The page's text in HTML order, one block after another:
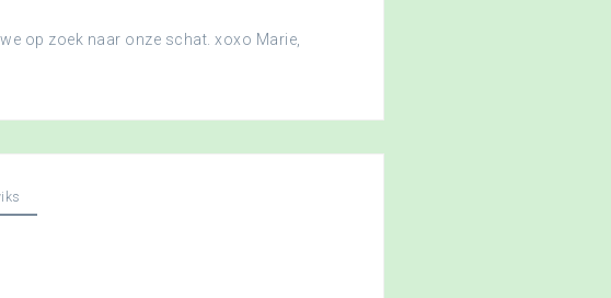
op zoek naar onze schat. xoxo Marie,